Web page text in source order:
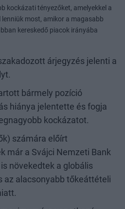
kockázati tényezőket, amelyekkel a
most, amikor a magasabb
kereskedő piacok irányába
árjegyzés jelenti a
bármely pozíció
hiánya jelentette és fogja
kockázatot.
számára előírt
már a Svájci Nemzeti Bank
növekedtek a globális
az alacsonyabb tőkeáttételi